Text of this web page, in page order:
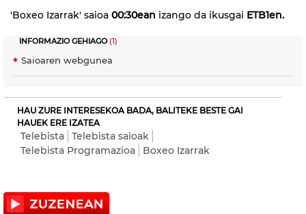
'Boxeo Izarrak' saioa 00:30ean izango da ikusgai ETB1en.
INFORMAZIO GEHIAGO(1)
Saioaren webgunea
HAU ZURE INTERESEKOA BADA, BALITEKE BESTE GAI
HAUEK ERE IZATEA
Telebista
Telebista saioak
Telebista Programazioa
Boxeo Izarrak